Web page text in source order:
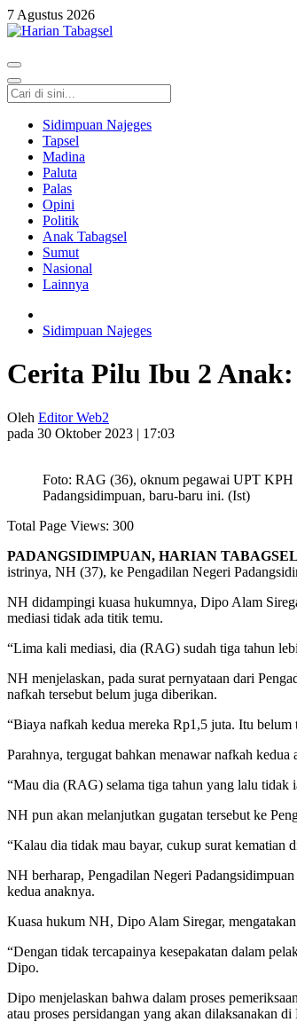
7 Agustus 2026
Sidimpuan Najeges
Tapsel
Madina
Paluta
Palas
Opini
Politik
Anak Tabagsel
Sumut
Nasional
Lainnya
Sidimpuan Najeges
Cerita Pilu Ibu 2
Oleh Editor Web2
pada 30 Oktober 2023 | 17:03
Foto: RAG (36), oknum pegawai UPT KPH
Padangsidimpuan, baru-baru ini. (Ist)
Total Page Views: 300
PADANGSIDIMPUAN, HARIAN
istrinya, NH (37), ke Pengadilan Negeri
NH didampingi kuasa hukumnya, Dipo Alam
mediasi tidak ada titik temu.
“Lima kali mediasi, dia (RAG) sudah tiga tahun
NH menjelaskan, pada surat pernyataan dari
nafkah tersebut belum juga diberikan.
“Biaya nafkah kedua mereka Rp1,5 juta. Itu
Parahnya, tergugat bahkan menawar nafkah
“Mau dia (RAG) selama tiga tahun yang lalu tidak
NH pun akan melanjutkan gugatan tersebut ke
“Kalau dia tidak mau bayar, cukup surat kematian
NH berharap, Pengadilan Negeri
kedua anaknya.
Kuasa hukum NH, Dipo Alam Siregar,
“Dengan tidak tercapainya kesepakatan dalam
Dipo.
Dipo menjelaskan bahwa dalam proses
atau proses persidangan yang akan dilaksanakan